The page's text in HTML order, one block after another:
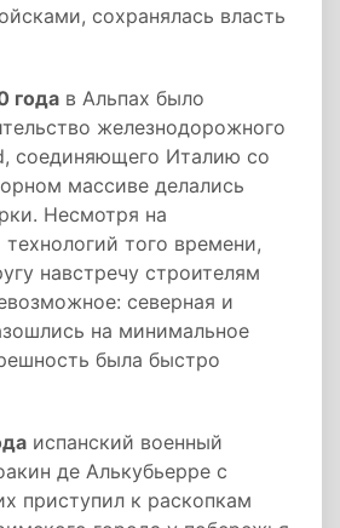
сохранялась власть
года в Альпах было
железнодорожного
соединяющего Италию со
массиве делались
Несмотря на
того времени,
навстречу строителям
северная и
на минимальное
была быстро
испанский военный
де Алькубьерре с
приступил к раскопкам